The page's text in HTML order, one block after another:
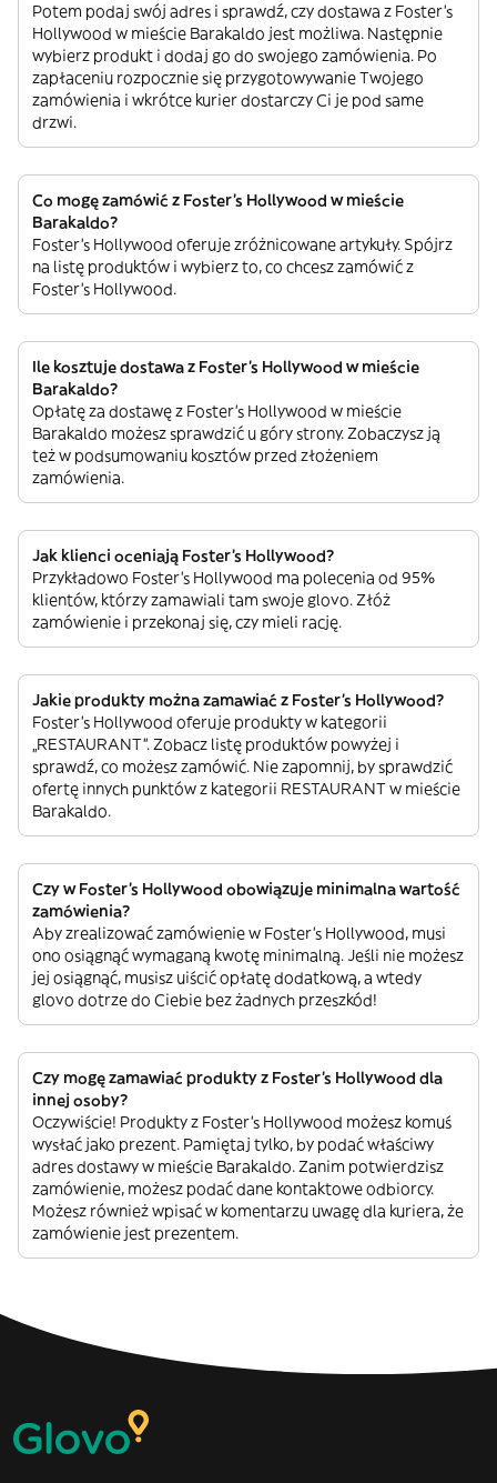
Potem podaj swój adres i sprawdź, czy dostawa z Foster's
Hollywood w mieście Barakaldo jest możliwa. Następnie
wybierz produkt i dodaj go do swojego zamówienia. Po
zapłaceniu rozpocznie się przygotowywanie Twojego
zamówienia i wkrótce kurier dostarczy Ci je pod same
drzwi.
Co mogę zamówić z Foster's Hollywood w mieście
Barakaldo?
Foster's Hollywood oferuje zróżnicowane artykuły. Spójrz
na listę produktów i wybierz to, co chcesz zamówić z
Foster's Hollywood.
Ile kosztuje dostawa z Foster's Hollywood w mieście
Barakaldo?
Opłatę za dostawę z Foster's Hollywood w mieście
Barakaldo możesz sprawdzić u góry strony. Zobaczysz ją
też w podsumowaniu kosztów przed złożeniem
zamówienia.
Jak klienci oceniają Foster's Hollywood?
Przykładowo Foster's Hollywood ma polecenia od 95%
klientów, którzy zamawiali tam swoje glovo. Złóż
zamówienie i przekonaj się, czy mieli rację.
Jakie produkty można zamawiać z Foster's Hollywood?
Foster's Hollywood oferuje produkty w kategorii
„RESTAURANT”. Zobacz listę produktów powyżej i
sprawdź, co możesz zamówić. Nie zapomnij, by sprawdzić
ofertę innych punktów z kategorii RESTAURANT w mieście
Barakaldo.
Czy w Foster's Hollywood obowiązuje minimalna wartość
zamówienia?
Aby zrealizować zamówienie w Foster's Hollywood, musi
ono osiągnąć wymaganą kwotę minimalną. Jeśli nie możesz
jej osiągnąć, musisz uiścić opłatę dodatkową, a wtedy
glovo dotrze do Ciebie bez żadnych przeszkód!
Czy mogę zamawiać produkty z Foster's Hollywood dla
innej osoby?
Oczywiście! Produkty z Foster's Hollywood możesz komuś
wysłać jako prezent. Pamiętaj tylko, by podać właściwy
adres dostawy w mieście Barakaldo. Zanim potwierdzisz
zamówienie, możesz podać dane kontaktowe odbiorcy.
Możesz również wpisać w komentarzu uwagę dla kuriera, że
zamówienie jest prezentem.